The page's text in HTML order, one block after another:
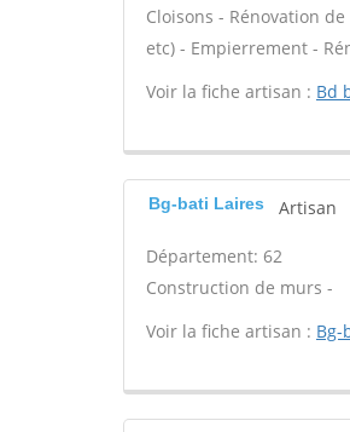
Cloisons - Rénovation
etc) - Empierrement -
Voir la fiche artisan : Bd
Bg-bati Laires Artisan
Département: 62
Construction de murs -
Voir la fiche artisan : Bg-